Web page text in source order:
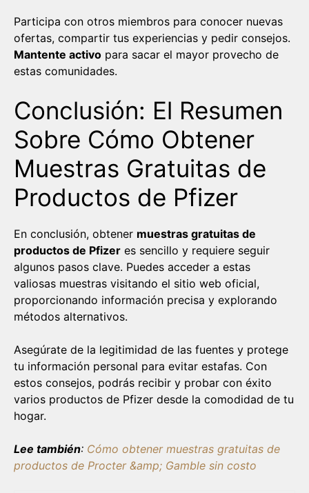
Participa con otros miembros para conocer nuevas
ofertas, compartir tus experiencias y pedir consejos.
Mantente activo para sacar el mayor provecho de
estas comunidades.
Conclusión: El Resumen
Sobre Cómo Obtener
Muestras Gratuitas de
Productos de Pfizer
En conclusión, obtener muestras gratuitas de
productos de Pfizer es sencillo y requiere seguir
algunos pasos clave. Puedes acceder a estas
valiosas muestras visitando el sitio web oficial,
proporcionando información precisa y explorando
métodos alternativos.
Asegúrate de la legitimidad de las fuentes y protege
tu información personal para evitar estafas. Con
estos consejos, podrás recibir y probar con éxito
varios productos de Pfizer desde la comodidad de tu
hogar.
Lee también: Cómo obtener muestras gratuitas de
productos de Procter &amp; Gamble sin costo